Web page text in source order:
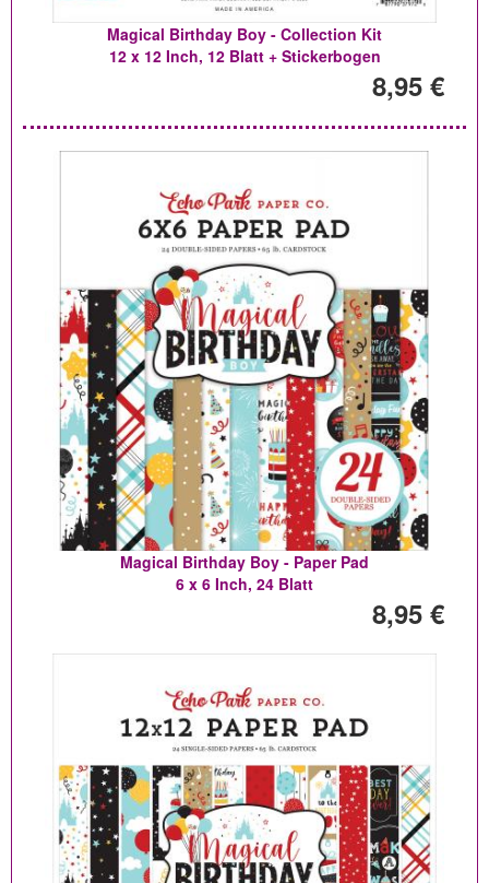
Magical Birthday Boy - Collection Kit
12 x 12 Inch, 12 Blatt + Stickerbogen
8,95 €
Magical Birthday Boy - Paper Pad
6 x 6 Inch, 24 Blatt
8,95 €